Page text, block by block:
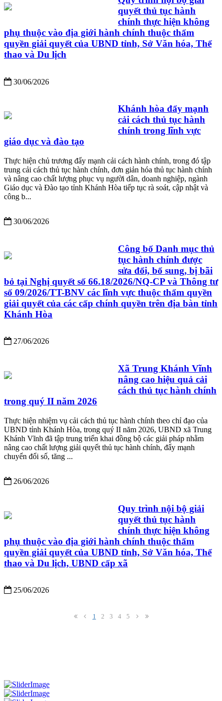
quyết thủ tục hành
chính thực hiện không
phụ thuộc vào địa giới hành chính thuộc thẩm
quyền giải quyết của UBND tỉnh, Sở Văn hóa, Thể
thao và Du lịch
30/06/2026
Khánh hòa đẩy mạnh
cải cách thủ tục hành
chính trong lĩnh vực
giáo dục và đào tạo
Thực hiện chủ trương đẩy mạnh cải cách hành chính, trong đó tập
trung cải cách thủ tục hành chính, đơn giản hóa thủ tục hành chính
và nâng cao chất lượng phục vụ người dân, doanh nghiệp, ngành
Giáo dục và Đào tạo tỉnh Khánh Hòa tiếp tục rà soát, cập nhật và
công b...
30/06/2026
Công bố Danh mục thủ
tục hành chính được
sửa đổi, bổ sung, bị bãi
bỏ tại Nghị quyết số 66.18/2026/NQ-CP và Thông tư
số 09/2026/TT-BNV các lĩnh vực thuộc thẩm quyền
giải quyết của các cấp chính quyền trên địa bàn tỉnh
Khánh Hòa
27/06/2026
Xã Trung Khánh Vĩnh
nâng cao hiệu quả cải
cách thủ tục hành chính
trong quý II năm 2026
Thực hiện nhiệm vụ cải cách thủ tục hành chính theo chỉ đạo của
UBND tỉnh Khánh Hòa, trong quý II năm 2026, UBND xã Trung
Khánh Vĩnh đã tập trung triển khai đồng bộ các giải pháp nhằm
nâng cao chất lượng giải quyết thủ tục hành chính, đẩy mạnh
chuyển đổi số, tăng ...
26/06/2026
Quy trình nội bộ giải
quyết thủ tục hành
chính thực hiện không
phụ thuộc vào địa giới hành chính thuộc thẩm
quyền giải quyết của UBND tỉnh, Sở Văn hóa, Thể
thao và Du lịch, UBND cấp xã
25/06/2026
1 2 3 4 5